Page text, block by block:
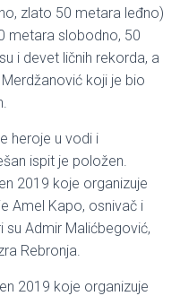
zlato 50 metara leđno)
metara slobodno, 50
i devet ličnih rekorda, a
koji je bio
heroje u vodi i
ispit je položen.
2019 koje organizuje
Amel Kapo, osnivač i
su Admir Malićbegović,
Rebronja.
2019 koje organizuje